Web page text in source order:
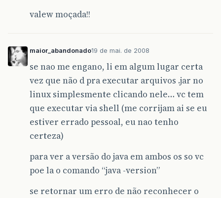
valew moçada!!
maior_abandonado19 de mai. de 2008
se nao me engano, li em algum lugar certa
vez que não d pra executar arquivos .jar no
linux simplesmente clicando nele… vc tem
que executar via shell (me corrijam ai se eu
estiver errado pessoal, eu nao tenho
certeza)
para ver a versão do java em ambos os so vc
poe la o comando “java -version”
se retornar um erro de não reconhecer o